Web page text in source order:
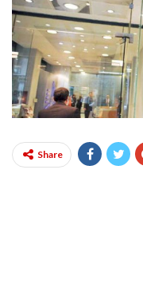
Share